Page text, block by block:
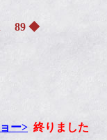
89 ◆
ー> 終りました